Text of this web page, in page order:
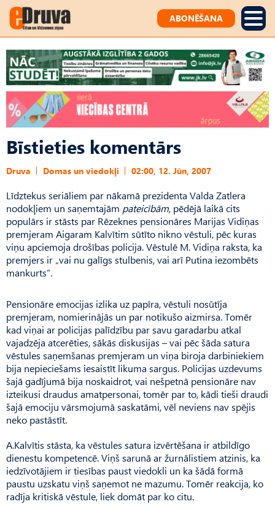
ABONĒŠANA
Bīstieties komentārs
Druva Domas un viedokļi 02:00, 12. Jūn, 2007
Līdztekus seriāliem par nākamā prezidenta Valda Zatlera
nodokļiem un saņemtajām pateicībām, pēdējā laikā cits
populārs ir stāsts par Rēzeknes pensionāres Marijas Vidiņas
premjeram Aigaram Kalvītim sūtīto nikno vēstuli, pēc kuras
viņu apciemoja drošības policija. Vēstulē M. Vidiņa raksta, ka
premjers ir „vai nu galīgs stulbenis, vai arī Putina iezombēts
mankurts”.
Pensionāre emocijas izlika uz papīra, vēstuli nosūtīja
premjeram, nomierinājās un par notikušo aizmirsa. Tomēr
kad viņai ar policijas palīdzību par savu garadarbu atkal
vajadzēja atcerēties, sākās diskusijas – vai pēc šāda satura
vēstules saņemšanas premjeram un viņa biroja darbiniekiem
bija nepieciešams iesaistīt likuma sargus. Policijas uzdevums
šajā gadījumā bija noskaidrot, vai nešpetnā pensionāre nav
izteikusi draudus amatpersonai, tomēr par to, kādi tieši draudi
šajā emociju vārsmojumā saskatāmi, vēl neviens nav spējis
neko pastāstīt.
A.Kalvītis stāsta, ka vēstules satura izvērtēšana ir atbildīgo
dienestu kompetencē. Viņš sarunā ar žurnālistiem atzinis, ka
iedzīvotājiem ir tiesības paust viedokli un ka šādā formā
paustu uzskatu viņš saņemot ne mazumu. Tomēr reakcija, ko
radīja kritiskā vēstule, liek domāt par ko citu.